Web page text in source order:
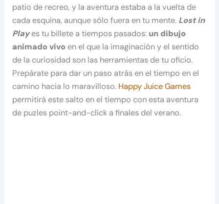
patio de recreo, y la aventura estaba a la vuelta de
cada esquina, aunque sólo fuera en tu mente. Lost in
Playes tu billete a tiempos pasados: un dibujo
animado vivo en el que la imaginación y el sentido
de la curiosidad son las herramientas de tu oficio.
Prepárate para dar un paso atrás en el tiempo en el
camino hacia lo maravilloso. Happy Juice Games
permitirá este salto en el tiempo con esta aventura
de puzles point-and-click a finales del verano.